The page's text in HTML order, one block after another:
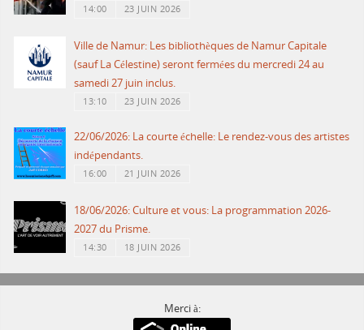
14:00 23 JUIN 2026
Ville de Namur: Les bibliothèques de Namur Capitale
(sauf La Célestine) seront fermées du mercredi 24 au
samedi 27 juin inclus.
13:10 23 JUIN 2026
22/06/2026: La courte échelle: Le rendez-vous des artistes
indépendants.
16:00 21 JUIN 2026
18/06/2026: Culture et vous: La programmation 2026-
2027 du Prisme.
14:30 18 JUIN 2026
Merci à: